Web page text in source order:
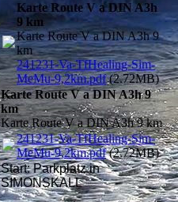
Karte Route V a DIN A3h
9 km
Karte Route V a DIN A3h 9
km
241231-Va-TfHealing-Sim-
MeMu-9,2km.pdf(2.72MB)
Karte Route V a DIN A3h 9
km
Karte Route V a DIN A3h 9 km
241231-Va-TfHealing-Sim-
MeMu-9,2km.pdf(2.72MB)
Start: Parkplatz in
SIMONSKALL